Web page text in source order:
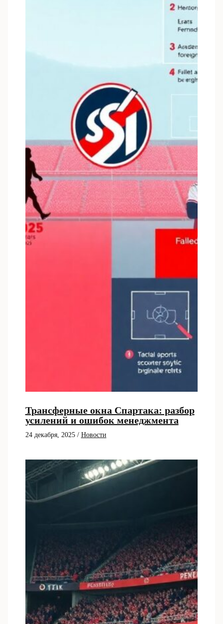
Трансферные окна Спартака: разбор
усилений и ошибок менеджмента
24 декабря, 2025 / Новости